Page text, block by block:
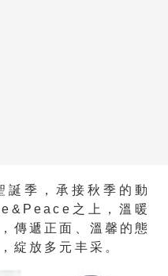
，承接秋季的動
之上，溫暖
傳遞正面、溫馨的態
綻放多元丰采。